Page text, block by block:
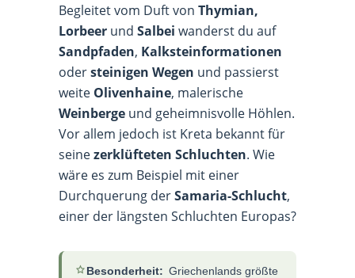
Begleitet vom Duft von Thymian,
Lorbeer und Salbei wanderst du auf
Sandpfaden, Kalksteinformationen
odersteinigen Wegen und passierst
weite Olivenhaine, malerische
Weinberge und geheimnisvolle Höhlen.
Vor allem jedoch ist Kreta bekannt für
seinezerklüfteten Schluchten. Wie
wäre es zum Beispiel mit einer
Durchquerung derSamaria-Schlucht,
einer der längsten Schluchten Europas?
Besonderheit: Griechenlands größte